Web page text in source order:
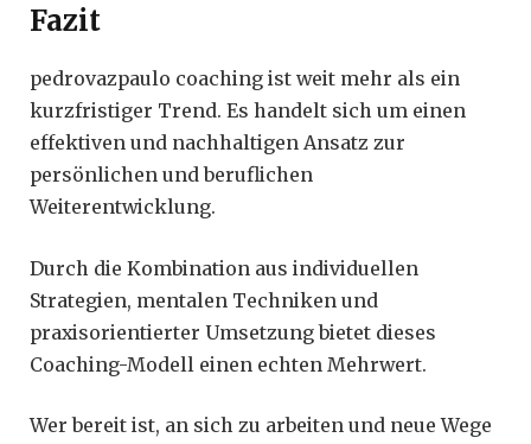
Fazit
pedrovazpaulo coaching ist weit mehr als ein
kurzfristiger Trend. Es handelt sich um einen
effektiven und nachhaltigen Ansatz zur
persönlichen und beruflichen
Weiterentwicklung.
Durch die Kombination aus individuellen
Strategien, mentalen Techniken und
praxisorientierter Umsetzung bietet dieses
Coaching-Modell einen echten Mehrwert.
Wer bereit ist, an sich zu arbeiten und neue Wege